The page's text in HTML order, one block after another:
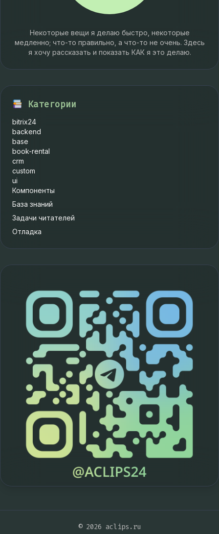
Некоторые вещи я делаю быстро, некоторые
медленно; что-то правильно, а что-то не очень. Здесь
я хочу рассказать и показать КАК я это делаю.
Категории
bitrix24
backend
base
book-rental
crm
custom
ui
Компоненты
База знаний
Задачи читателей
Отладка
© 2026 aclips.ru